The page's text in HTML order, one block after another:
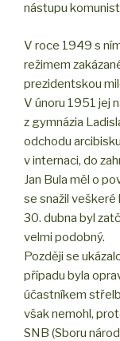
nástupu
V roce 1949 s
režimem
prezidentskou
V únoru 1951 jej
z gymnázia
odchodu
v internaci, do
Jan Bula měl o
se snažil
30. dubna byl
velmi podobný.
Později se
případu byla
účastníkem
však nemohl,
SNB (Sboru